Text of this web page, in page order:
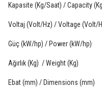
Kapasite (Kg/Saat) / Capacity
Voltaj (Volt/Hz) / Voltage (Volt/
Güç (kW/hp) / Power (kW/
Ağırlık (Kg) / Weight
Ebat (mm) / Dimensions